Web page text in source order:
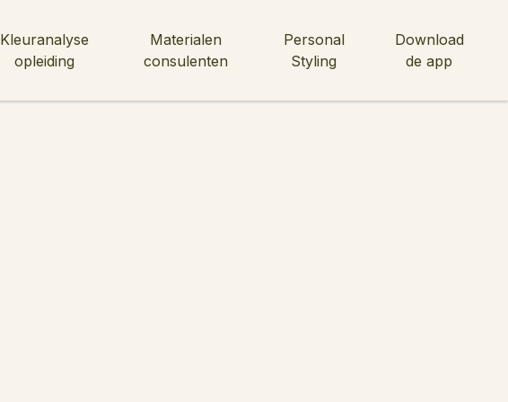
Kleuranalyse
opleiding
Materialen
consulenten
Personal
Styling
Download
de app